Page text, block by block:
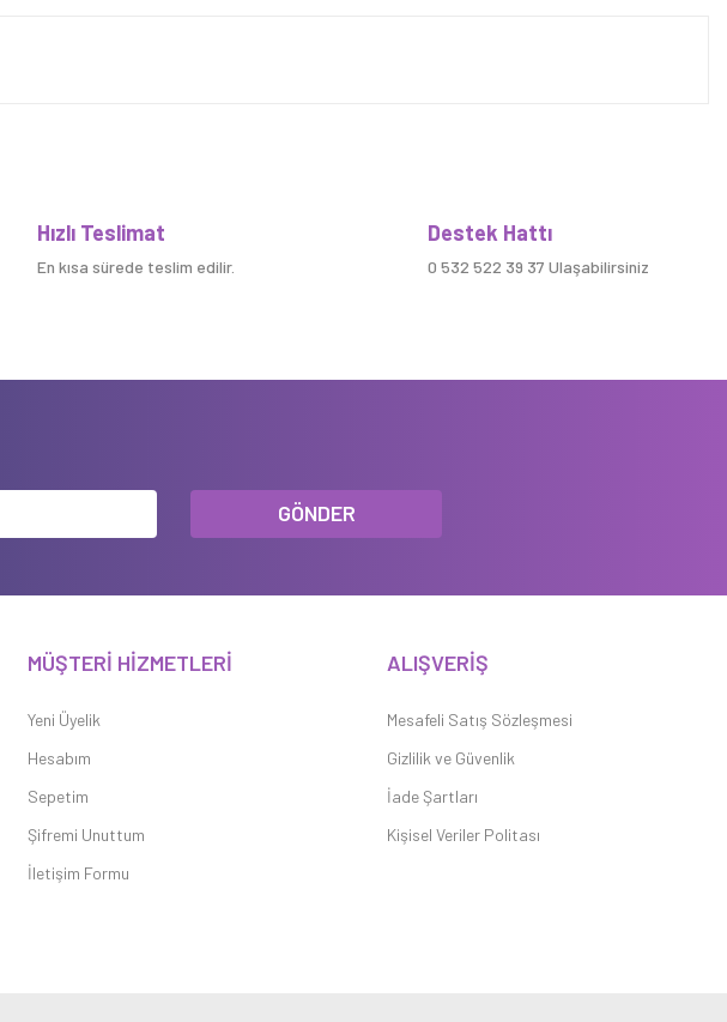
Hızlı Teslimat
En kısa sürede teslim edilir.
Destek Hattı
0 532 522 39 37 Ulaşabilirsiniz
GÖNDER
MÜŞTERİ HİZMETLERİ
Yeni Üyelik
Hesabım
Sepetim
Şifremi Unuttum
İletişim Formu
ALIŞVERİŞ
Mesafeli Satış Sözleşmesi
Gizlilik ve Güvenlik
İade Şartları
Kişisel Veriler Politası